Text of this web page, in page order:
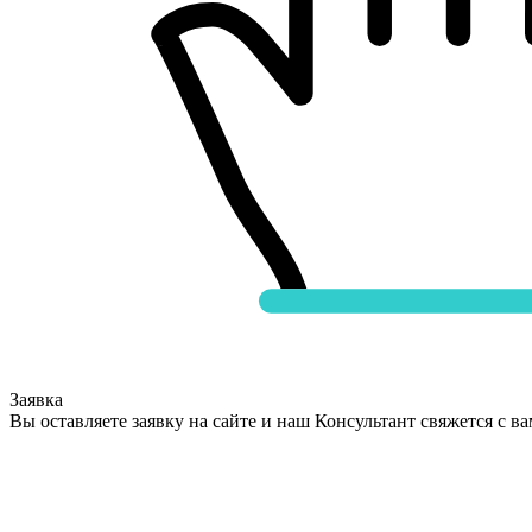
Заявка
Вы оставляете заявку на сайте и наш Консультант свяжется с